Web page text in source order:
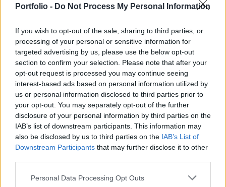
Portfolio - Do Not Process My Personal Information
If you wish to opt-out of the sale, sharing to third parties, or
processing of your personal or sensitive information for
targeted advertising by us, please use the below opt-out
section to confirm your selection. Please note that after your
opt-out request is processed you may continue seeing
interest-based ads based on personal information utilized by
us or personal information disclosed to third parties prior to
your opt-out. You may separately opt-out of the further
disclosure of your personal information by third parties on the
IAB’s list of downstream participants. This information may
also be disclosed by us to third parties on the IAB’s List of
Downstream Participants that may further disclose it to other
Personal Data Processing Opt Outs
ELŐFIZETŐI TARTALOM
Jellemző évzáró
Portfolio
2002. január 02. 08:13
Az amerikai részvénypiacok csökkenéssel ünnepelték 2001
búcsúztatóját a szilveszteri kereskedelemben. A forgalom
gyengélkedése volt megfigyelhető. Az irányadó indexek